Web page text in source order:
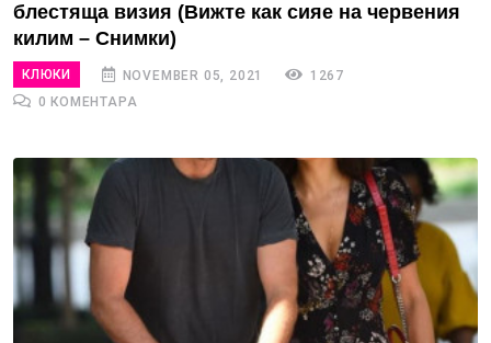
блестяща визия (Вижте как сияе на червения
килим – Снимки)
КЛЮКИ NOVEMBER 05, 2021
1267
0 КОМЕНТАРА